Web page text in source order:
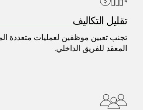
تقليل التكاليف
تجنب تعيين موظفين لعمليات متعددة
المعقد للفريق الداخلي.